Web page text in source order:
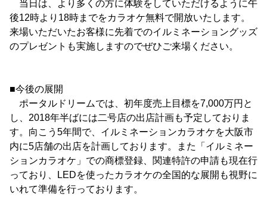
当日は、より多くの方に体験をしていただけるように午
後12時より18時までをカラオケ無料で開放いたします。
来場いただいたお客様に先着でのイルミネーショングッズ
のプレゼントも実施しますのでぜひご来場ください。
■今後の展開
ポータルドリームでは、初年度売上目標を7,000万円と
し、2018年半ばには二号店の出店計画も予定しておりま
す。向こう5年間で、イルミネーションカラオケを大阪市
内に5店舗の出店を計画しております。また「イルミネー
ションカラオケ」での商標登録、関連特許の申請も現在行
っており、LEDを使ったカラオケの全国的な展開も視野に
いれて準備を行っております。